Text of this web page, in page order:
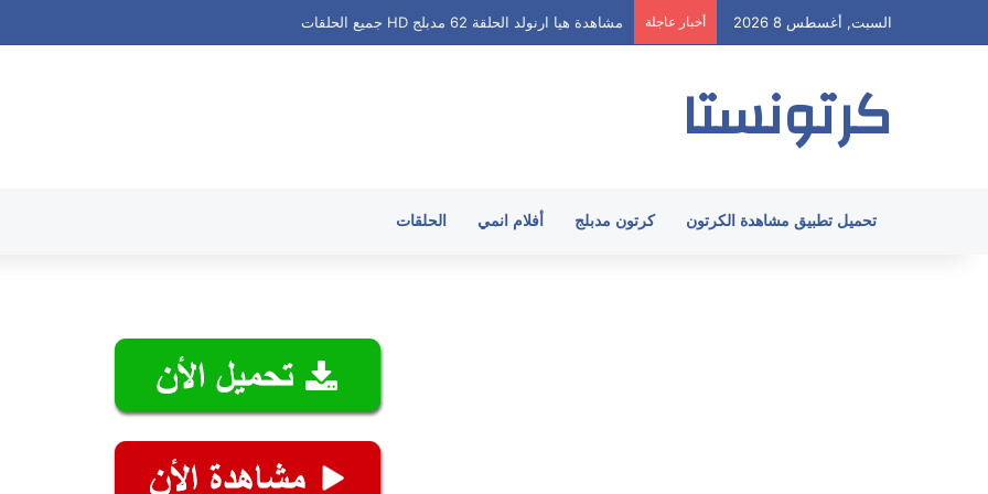
السبت, أغسطس 8 2026 أخبار عاجلة مشاهدة هيا ارنولد الحلقة 62 مدبلج HD جميع الحلقات
كرتونستا
تحميل تطبيق مشاهدة الكرتون كرتون مدبلج أفلام انمي الحلقات